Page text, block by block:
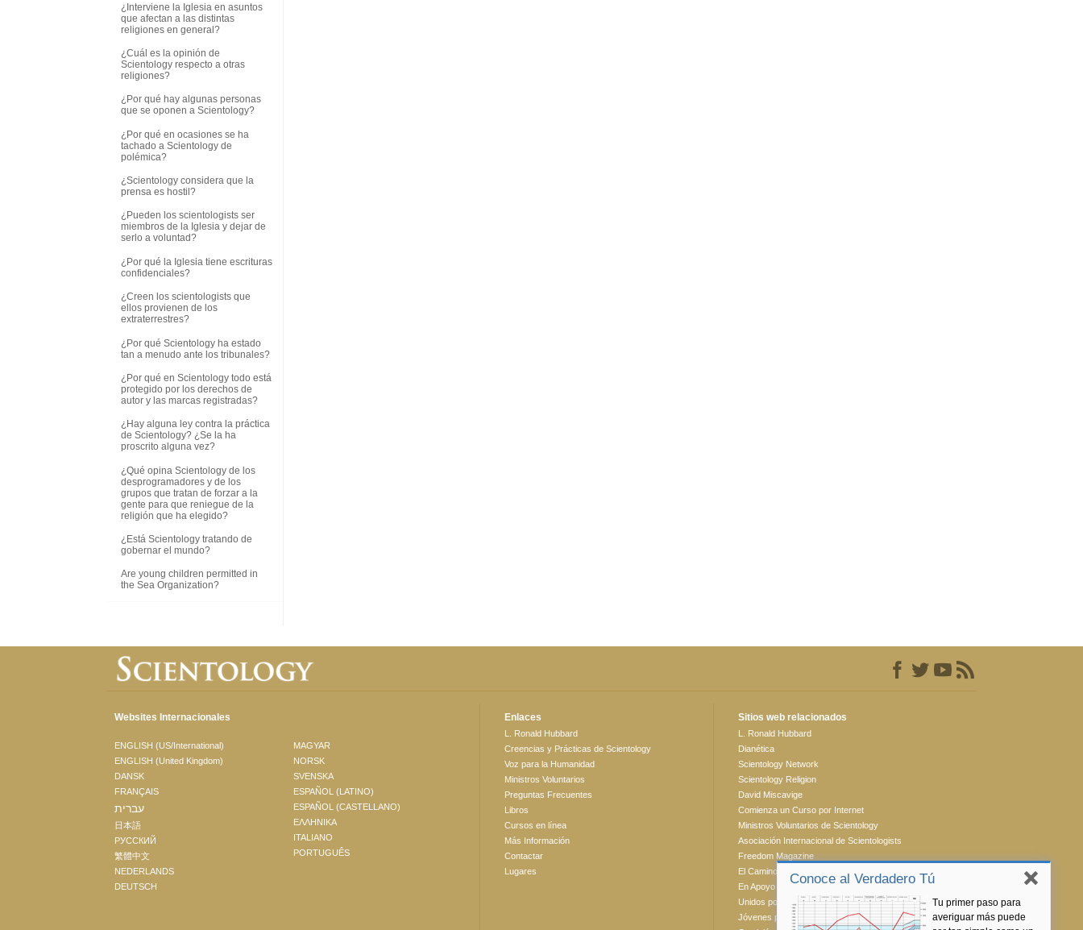
¿Interviene la Iglesia en asuntos
que afectan a las distintas
religiones en general?
¿Cuál es la opinión de
Scientology respecto a otras
religiones?
¿Por qué hay algunas personas
que se oponen a Scientology?
¿Por qué en ocasiones se ha
tachado a Scientology de
polémica?
¿Scientology considera que la
prensa es hostil?
¿Pueden los scientologists ser
miembros de la Iglesia y dejar de
serlo a voluntad?
¿Por qué la Iglesia tiene escrituras
confidenciales?
¿Creen los scientologists que
ellos provienen de los
extraterrestres?
¿Por qué Scientology ha estado
tan a menudo ante los tribunales?
¿Por qué en Scientology todo está
protegido por los derechos de
autor y las marcas registradas?
¿Hay alguna ley contra la práctica
de Scientology? ¿Se la ha
proscrito alguna vez?
¿Qué opina Scientology de los
desprogramadores y de los
grupos que tratan de forzar a la
gente para que reniegue de la
religión que ha elegido?
¿Está Scientology tratando de
gobernar el mundo?
Are young children permitted in
the Sea Organization?
Conoce al Verdadero Tú
Tu primer paso para
averiguar más puede
Websites Internacionales
ENGLISH (US/International)
ENGLISH (United Kingdom)
DANSK
FRANÇAIS
עברית
日本語
РУССКИЙ
繁體中文
NEDERLANDS
DEUTSCH
MAGYAR
NORSK
SVENSKA
ESPAÑOL (LATINO)
ESPAÑOL (CASTELLANO)
ΕΛΛΗΝΙΚA
ITALIANO
PORTUGUÊS
Enlaces
L. Ronald Hubbard
Creencias y Prácticas de Scientology
Voz para la Humanidad
Ministros Voluntarios
Preguntas Frecuentes
Libros
Cursos en línea
Más Información
Contactar
Lugares
Sitios web relacionados
L. Ronald Hubbard
Dianética
Scientology Network
Scientology Religion
David Miscavige
Comienza un Curso por Internet
Ministros Voluntarios de Scientology
Asociación Internacional de Scientologists
Freedom Magazine
El Camino a la Felicidad
En Apoyo de Un Mundo Sin Drogas
Unidos por los Derechos Humanos
Jóvenes por los Derechos Humanos